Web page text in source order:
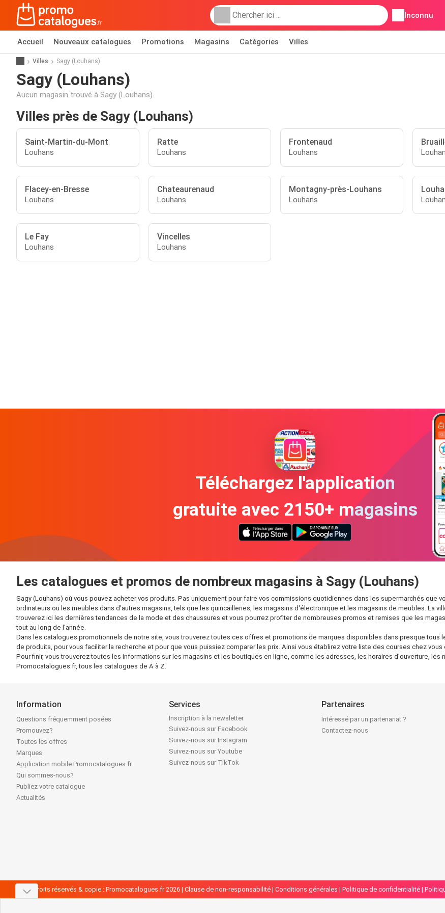
Inconnu
Accueil Nouveaux catalogues Promotions Magasins Catégories Villes
Villes Sagy (Louhans)
Sagy (Louhans)
Aucun magasin trouvé à Sagy (Louhans).
Villes près de Sagy (Louhans)
Saint-Martin-du-Mont
Louhans
Ratte
Louhans
Frontenaud
Louhans
Flacey-en-Bresse
Louhans
Chateaurenaud
Louhans
Montagny-près-Louhans
Louhans
Le Fay
Louhans
Vincelles
Louhans
Téléchargez l'application
gratuite avec 2150+ magasins
Les catalogues et promos de nombreux magasins à Sagy (Louhans)
Sagy (Louhans) où vous pouvez acheter vos produits. Pas uniquement pour faire vos commissions quotidiennes dans les supermarchés que
ordinateurs ou les meubles dans d'autres magasins, tels que les quincailleries, les magasins d'électronique et les magasins de meubles. La
trouverez ici les dernières tendances de la mode et des chaussures et vous pourrez profiter de nombreuses promos et remises que les
tout au long de l'année.
Dans les catalogues promotionnels de notre site, vous trouverez toutes ces offres et promotions de marques disponibles dans presque tous
de produits, pour vous faciliter la recherche et pour que vous puissiez comparer les prix. Ainsi vous établirez votre liste des courses chez vous
Pour finir, vous trouverez toutes les informations sur les magasins et les boutiques en ligne, comme les adresses, les horaires d'ouverture,
Promocatalogues.fr, tous les catalogues de A à Z.
Information
Questions fréquemment posées
Promouvez?
Toutes les offres
Marques
Application mobile Promocatalogues.fr
Qui sommes-nous?
Publiez votre catalogue
Actualités
Services
Inscription à la newsletter
Suivez-nous sur Facebook
Suivez-nous sur Instagram
Suivez-nous sur Youtube
Suivez-nous sur TikTok
Partenaires
Intéressé par un partenariat ?
Contactez-nous
Tous droits réservés & copie : Promocatalogues.fr 2026 | Clause de non-responsabilité | Conditions générales | Politique de confidentialité |